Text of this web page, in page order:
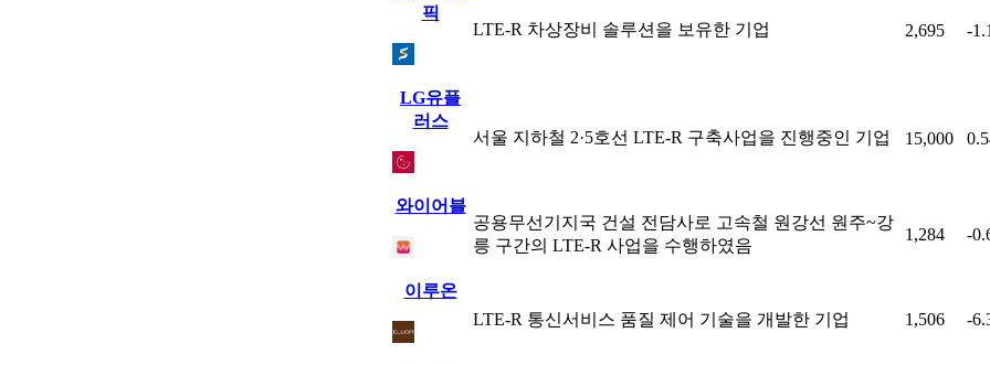
픽
LTE-R 차상장비 솔루션을 보유한 기업
2,695 -
LG유플
러스
서울 지하철 2·5호선 LTE-R 구축사업을 진행중인 기업
15,000
와이어블
공용무선기지국 건설 전담사로 고속철 원강선 원주~강
릉 구간의 LTE-R 사업을 수행하였음
1,284 -
이루온
LTE-R 통신서비스 품질 제어 기술을 개발한 기업
1,506 -